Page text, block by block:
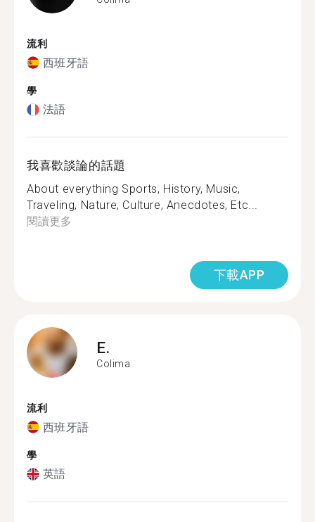
流利
西班牙語
學
法語
我喜歡談論的話題
About everything Sports, History, Music,
Traveling, Nature, Culture, Anecdotes, Etc...
閱讀更多
下載APP
E.
Colima
流利
西班牙語
學
英語